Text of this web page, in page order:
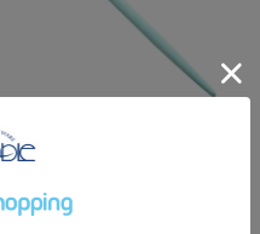
クチポール ゴア GOA ターコ
イズ／ゴールド コーヒー／
ティースプーン 13cm マット
仕上げ